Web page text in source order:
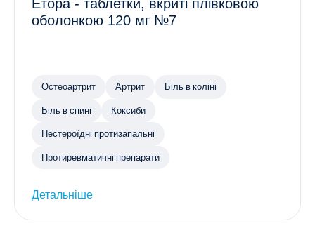
Етора - таблетки, вкриті плівковою
оболонкою 120 мг №7
Остеоартрит Артрит Біль в коліні
Біль в спині Коксиби
Нестероїдні протизапальні
Протиревматичні препарати
Детальніше